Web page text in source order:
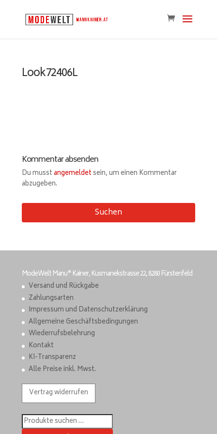
Look72406L
Kommentar absenden
Du musstangemeldetsein, um einen Kommentar
abzugeben.
Suchen
ModeWelt Manu* Kainer, Kusmanekstrasse 22, 8280 Fürstenfeld
Versand und Rückgabe
Zahlungsarten
Impressum und Datenschutzerklärung
Allgemeine Geschäftsbedingungen
Wiederrufsbelehrung
Kontakt
KI-Transparenz
Alle Preise inkl. Mwst.
Vertrag widerrufen
Suchen
nach: